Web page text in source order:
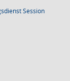
Session(Wird in